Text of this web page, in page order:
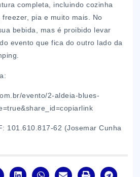
completa, incluindo cozinha
pia e muito mais. No
bebida, mas é proibido levar
evento que fica do outro lado da
evento/2-aldeia-blues-
101.610.817-62 (Josemar Cunha